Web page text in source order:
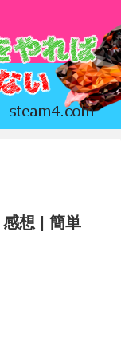
想 | 簡単